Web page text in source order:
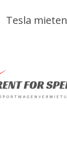
Tesla mieten